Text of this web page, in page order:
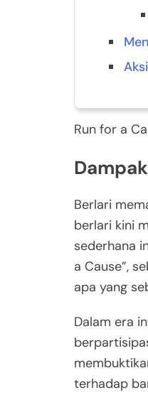
Run for a
Berlari
berlari kini
sederhana
a Cause”,
apa yang
Dalam era
terhadap